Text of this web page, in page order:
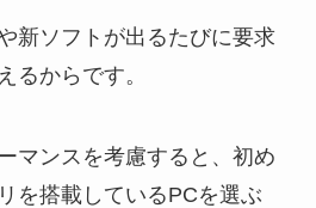
新ソフトが出るたびに要求
るからです。
マンスを考慮すると、初め
を搭載しているPCを選ぶ